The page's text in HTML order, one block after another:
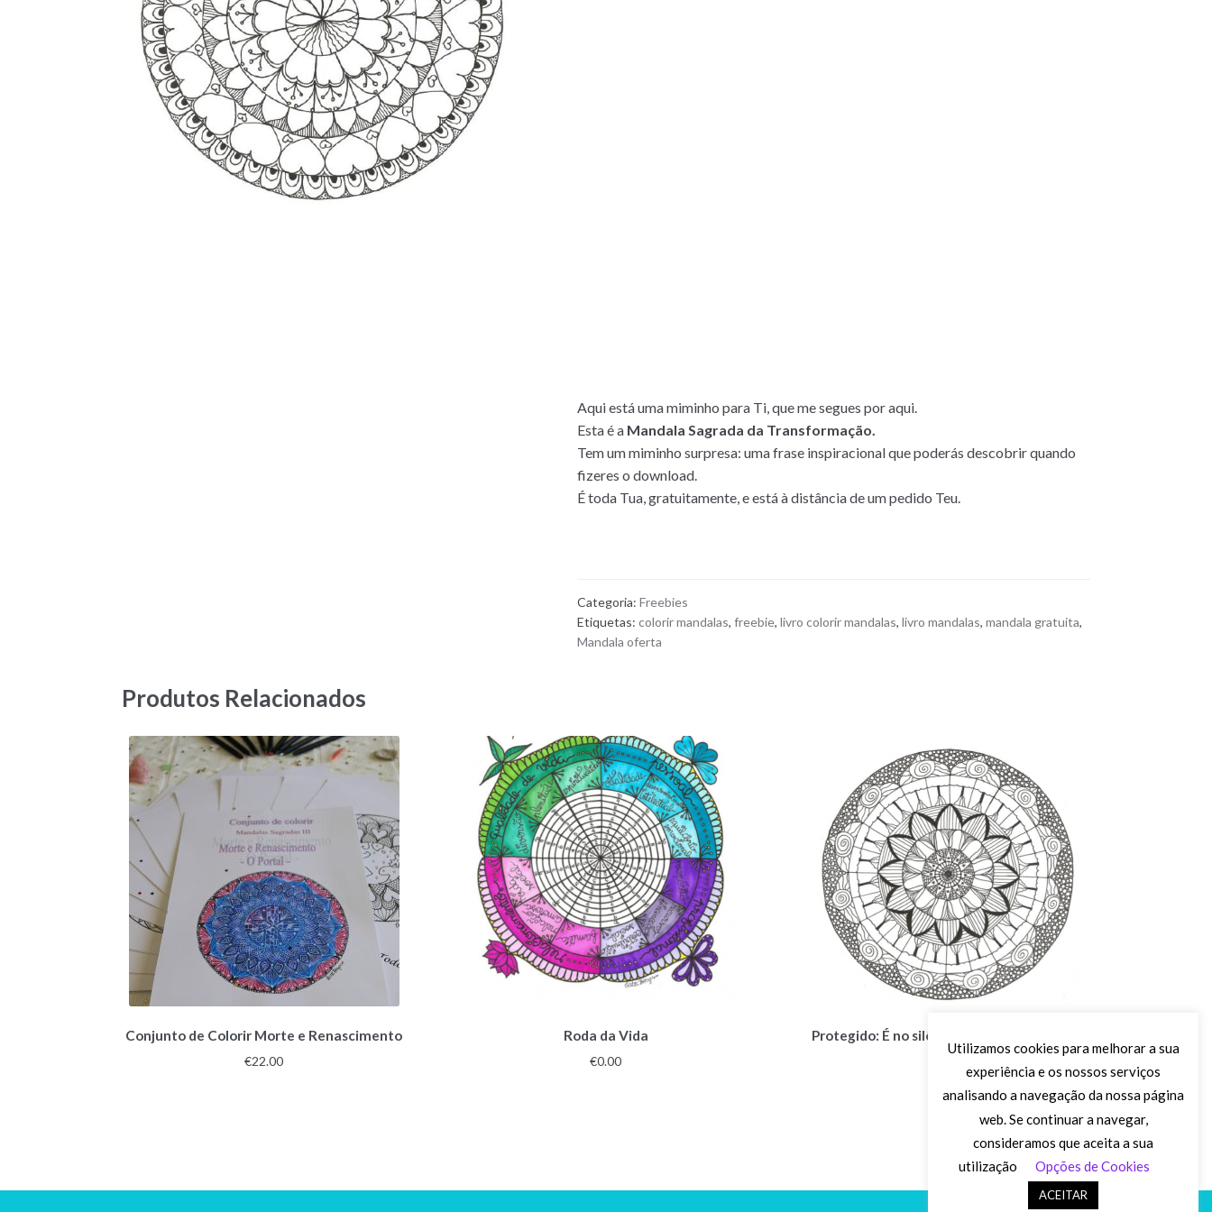
Aqui está uma miminho para Ti, que me segues por aqui.
Esta é a Mandala Sagrada da Transformação.
Tem um miminho surpresa: uma frase inspiracional que poderás descobrir quando
fizeres o download.
É toda Tua, gratuitamente, e está à distância de um pedido Teu.
Categoria:Freebies
Etiquetas:colorir mandalas,freebie,livro colorir mandalas,livro mandalas,mandala gratuita,
Mandala oferta
Produtos Relacionados
Conjunto de Colorir Morte e Renascimento
€22.00
Roda da Vida
€0.00
Protegido: É no silêncio que tudo acontece
Utilizamos cookies para melhorar a sua
experiência e os nossos serviços
analisando a navegação da nossa página
web. Se continuar a navegar,
consideramos que aceita a sua
utilização
Opções de Cookies
ACEITAR